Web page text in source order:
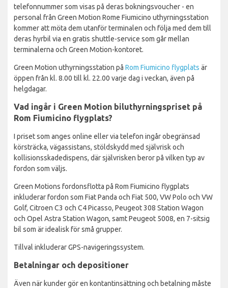
telefonnummer som visas på deras bokningsvoucher - en
personal från Green Motion Rome Fiumicino uthyrningsstation
kommer att möta dem utanför terminalen och följa med dem till
deras hyrbil via en gratis shuttle-service som går mellan
terminalerna och Green Motion-kontoret.
Green Motion uthyrningsstation på Rom Fiumicino flygplats är
öppen från kl. 8.00 till kl. 22.00 varje dag i veckan, även på
helgdagar.
Vad ingår i Green Motion biluthyrningspriset på
Rom Fiumicino flygplats?
I priset som anges online eller via telefon ingår obegränsad
körsträcka, vägassistans, stöldskydd med självrisk och
kollisionsskadedispens, där självrisken beror på vilken typ av
fordon som väljs.
Green Motions fordonsflotta på Rom Fiumicino flygplats
inkluderar fordon som Fiat Panda och Fiat 500, VW Polo och VW
Golf, Citroen C3 och C4 Picasso, Peugeot 308 Station Wagon
och Opel Astra Station Wagon, samt Peugeot 5008, en 7-sitsig
bil som är idealisk för små grupper.
Tillval inkluderar GPS-navigeringssystem.
Betalningar och depositioner
Även när kunder gör en kontantinsättning och betalning måste